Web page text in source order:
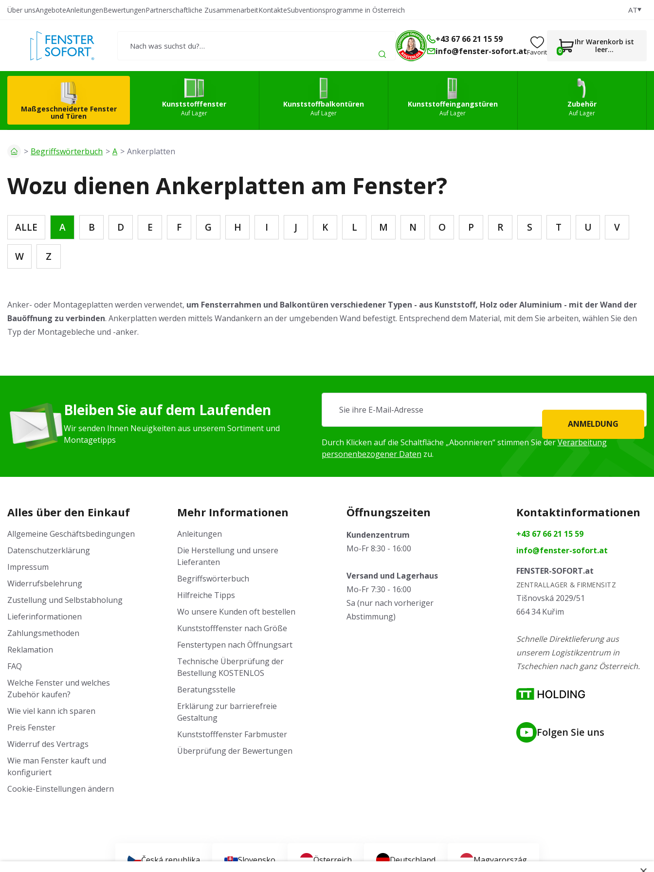
Erstellen Sie Ihr
Kunststofffenster Kunststoffbalkontüren Kunststoffeingangstüren 0
Über unsAngeboteAnleitungenBewertungenPartnerschaftliche ZusammenarbeitKontakteSubventionsprogramme in Österreich AT
+43 67 66 21 15 59
info@fenster-sofort.atFavorit 0
Ihr Warenkorb ist
leer...
Maßgeschneiderte Fenster
und Türen
Kunststofffenster
Auf Lager
Kunststoffbalkontüren
Auf Lager
Kunststoffeingangstüren
Auf Lager
Zubehör
Auf Lager
Begriffswörterbuch A Ankerplatten
Wozu dienen Ankerplatten am Fenster?
ALLE A B D E F G H I J K L M N O P R S T U V
W Z
Anker- oder Montageplatten werden verwendet, um Fensterrahmen und Balkontüren verschiedener Typen - aus Kunststoff, Holz oder Aluminium - mit der Wand der
Bauöffnung zu verbinden. Ankerplatten werden mittels Wandankern an der umgebenden Wand befestigt. Entsprechend dem Material, mit dem Sie arbeiten, wählen Sie den
Typ der Montagebleche und -anker.
Bleiben Sie auf dem Laufenden
Wir senden Ihnen Neuigkeiten aus unserem Sortiment und
Montagetipps
ANMELDUNG
Durch Klicken auf die Schaltfläche „Abonnieren“ stimmen Sie derVerarbeitung
personenbezogener Daten zu.
Alles über den Einkauf
Allgemeine Geschäftsbedingungen
Datenschutzerklärung
Impressum
Widerrufsbelehrung
Zustellung und Selbstabholung
Lieferinformationen
Zahlungsmethoden
Reklamation
FAQ
Welche Fenster und welches
Zubehör kaufen?
Wie viel kann ich sparen
Preis Fenster
Widerruf des Vertrags
Wie man Fenster kauft und
konfiguriert
Cookie-Einstellungen ändern
Mehr Informationen
Anleitungen
Die Herstellung und unsere
Lieferanten
Begriffswörterbuch
Hilfreiche Tipps
Wo unsere Kunden oft bestellen
Kunststofffenster nach Größe
Fenstertypen nach Öffnungsart
Technische Überprüfung der
Bestellung KOSTENLOS
Beratungsstelle
Erklärung zur barrierefreie
Gestaltung
Kunststofffenster Farbmuster
Überprüfung der Bewertungen
Öffnungszeiten
Kundenzentrum
Mo-Fr 8:30 - 16:00
Versand und Lagerhaus
Mo-Fr 7:30 - 16:00
Sa (nur nach vorheriger
Abstimmung)
Kontaktinformationen
+43 67 66 21 15 59
info@fenster-sofort.at
FENSTER-SOFORT.at
ZENTRALLAGER & FIRMENSITZ
Tišnovská 2029/51
664 34 Kuřim
Schnelle Direktlieferung aus
unserem Logistikzentrum in
Tschechien nach ganz Österreich.
Folgen Sie uns
Česká republika Slovensko Österreich Deutschland Magyarország